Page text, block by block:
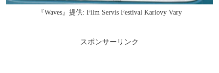
『Waves』提供: Film Servis Festival Karlovy Vary
スポンサーリンク